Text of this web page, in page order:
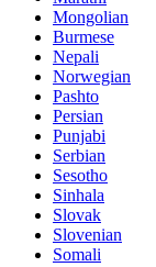
Mongolian
Burmese
Nepali
Norwegian
Pashto
Persian
Punjabi
Serbian
Sesotho
Sinhala
Slovak
Slovenian
Somali